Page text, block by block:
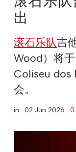
出
滚石乐队吉
Wood）将
Coliseu dos
会。
in · 02 Jun 2026 · 0